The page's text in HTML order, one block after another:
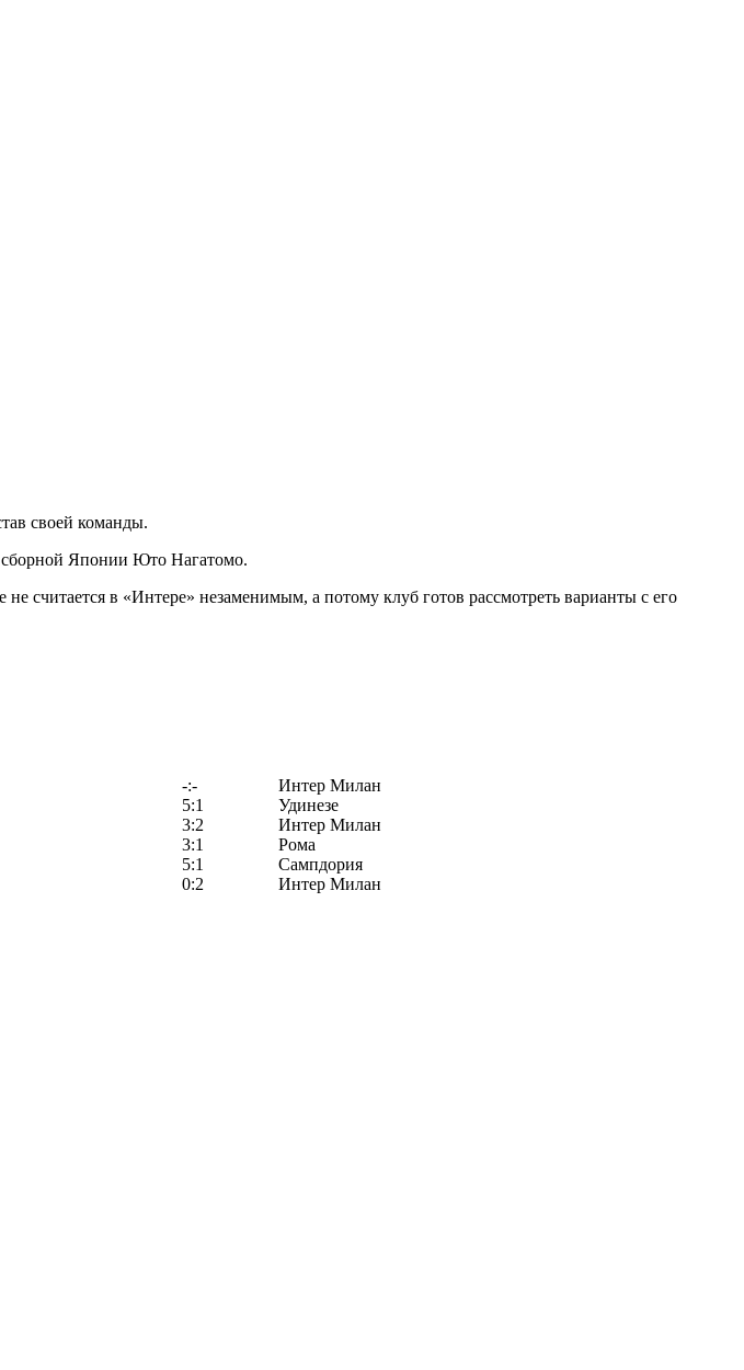
своей команды.
сборной Японии Юто Нагатомо.
считается в «Интере» незаменимым, а потому клуб готов рассмотреть варианты с его
-:-
Интер Милан
5:1
Удинезе
3:2
Интер Милан
3:1
Рома
5:1
Сампдория
0:2
Интер Милан